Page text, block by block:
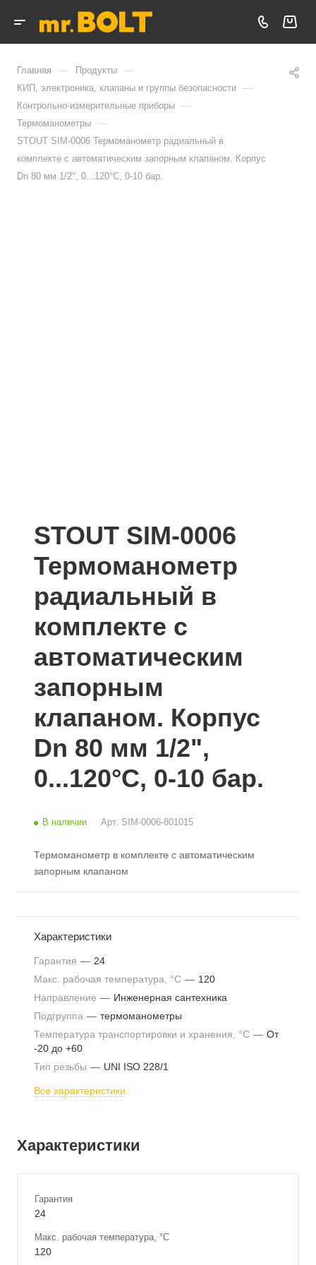
Главная — Продукты —
КИП, электроника, клапаны и группы безопасности —
Контрольно-измерительные приборы —
Термоманометры —
STOUT SIM-0006 Термоманометр радиальный в
комплекте с автоматическим запорным клапаном. Корпус
Dn 80 мм 1/2", 0...120°C, 0-10 бар.
STOUT SIM-0006
Термоманометр
радиальный в
комплекте с
автоматическим
запорным
клапаном. Корпус
Dn 80 мм 1/2",
0...120°C, 0-10 бар.
В наличии Арт. SIM-0006-801015
Термоманометр в комплекте с автоматическим
запорным клапаном
Характеристики
Гарантия — 24
Макс. рабочая температура, °С — 120
Направление — Инженерная сантехника
Подгруппа — термоманометры
Температура транспортировки и хранения, °С — От
-20 до +60
Тип резьбы — UNI ISO 228/1
Все характеристики
Характеристики
Гарантия
24
Макс. рабочая температура, °С
120